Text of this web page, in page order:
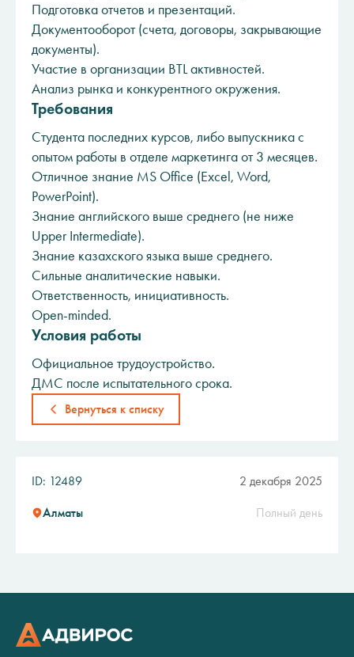
Подготовка отчетов и презентаций.
Документооборот (счета, договоры, закрывающие
документы).
Участие в организации BTL активностей.
Анализ рынка и конкурентного окружения.
Требования
Студента последних курсов, либо выпускника с
опытом работы в отделе маркетинга от 3 месяцев. ​​​​​​
Отличное знание MS Office (Excel, Word,
PowerPoint).
Знание английского выше среднего (не ниже
Upper Intermediate).
Знание казахского языка выше среднего.
Сильные аналитические навыки.
Ответственность, инициативность.
Open-minded.
Условия работы
Официальное трудоустройство.
ДМС после испытательного срока.
Вернуться к списку
ID: 12489 2 декабря 2025
Алматы Полный день